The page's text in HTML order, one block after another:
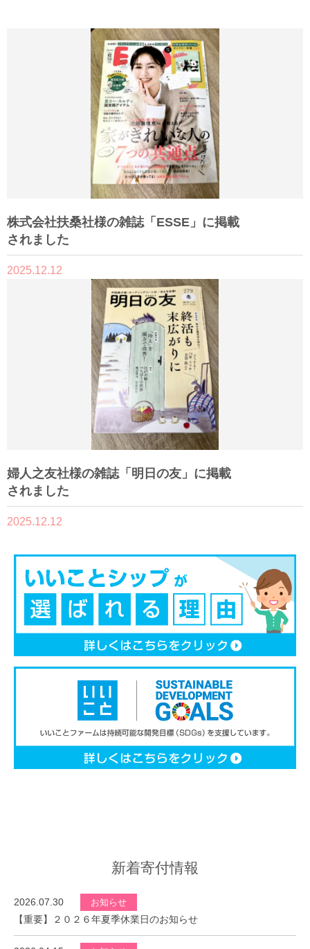
株式会社扶桑社様の雑誌「ESSE」に掲載
されました
2025.12.12
婦人之友社様の雑誌「明日の友」に掲載
されました
2025.12.12
新着寄付情報
2026.07.30 お知らせ
【重要】２０２６年夏季休業日のお知らせ